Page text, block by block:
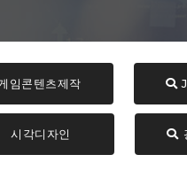
임콘텐츠제작
시각디자인